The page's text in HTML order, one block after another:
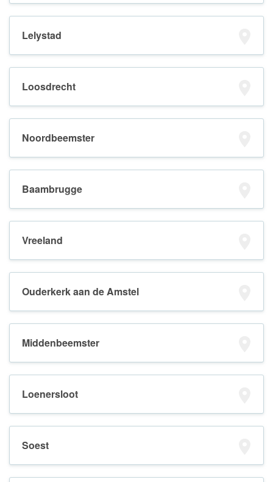
Lelystad
Loosdrecht
Noordbeemster
Baambrugge
Vreeland
Ouderkerk aan de Amstel
Middenbeemster
Loenersloot
Soest